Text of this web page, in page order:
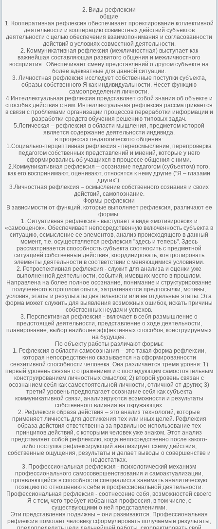
2. Виды рефлексии
общие
1. Кооперативная рефлексия обеспечивает проектирование коллективной
деятельности и кооперацию совместных действий субъектов
деятельности с целью обеспечения взаимопонимания и согласованности
действий в условиях совместной деятельности.
2. Коммуникативная рефлексия (межличностная) выступает как
важнейшая составляющая развитого общения и межличностного
восприятия. Обеспечивает смену представлений о другом субъекте на
более адекватные для данной ситуации.
3. Личностная рефлексия исследует собственные поступки субъекта,
образы собственного Я как индивидуальности. Несет функцию
самоопределения личности.
4.Интеллектуальная рефлексия представляет собой знания об объекте и
способах действия с ним. Интеллектуальная рефлексия рассматривается
в связи с проблемами организации процессов переработки информации и
разработки средств обучения решению типовых задач.
5.Логическая – рефлексия в области мышления, предметом которой
является содержание деятельности индивида.
в процессах педагогического общения:
1.Социально-перцептивная рефлексия - переосмысление, перепроверка
педагогом собственных представлений и мнений, которые у него
сформировались об учащихся в процессе общения с ними.
2.Коммуникативная рефлексия – осознание педагогом (субъектом) того,
как его воспринимают, оценивают, относятся к нему другие ("Я – глазами
других").
3.Личностная рефлексия – осмысление собственного сознания и своих
действий, самопознание.
Формы рефлексии
В зависимости от функций, которые выполняет рефлексия, различают ее
формы:
1. Ситуативная рефлексия - выступает в виде «мотивировок» и
«самооценок». Обеспечивает непосредственную включенность субъекта в
ситуацию, осмысление ее элементов, анализ происходящего в данный
момент, т.е. осуществляется рефлексия "здесь и теперь". Здесь
рассматривается способность субъекта соотносить с предметной
ситуацией собственные действия, координировать, контролировать
элементы деятельности в соответствии с меняющимися условиями.
2. Ретроспективная рефлексия - служит для анализа и оценки уже
выполненной деятельности, событий, имевших место в прошлом.
Направлена на более полное осознание, понимание и структурирование
полученного в прошлом опыта, затрагиваются предпосылки, мотивы,
условия, этапы и результаты деятельности или ее отдельные этапы. Эта
форма может служить для выявления возможных ошибок, искать причины
собственных неудач и успехов.
3. Перспективная рефлексия - включает в себя размышление о
предстоящей деятельности, представление о ходе деятельности,
планирование, выбор наиболее эффективных способов, конструируемых
на будущее.
По объекту работы различают формы:
1. Рефлексия в области самосознания – это такая форма рефлексии,
которая непосредственно сказывается на сформированности
сензитивной способности человека. Она различается тремя уровня: 1)
первый уровень связан с отражением и с последующим самостоятельным
конструированием личностных смыслов; 2) второй уровень связан с
осознанием себя как самостоятельной личности, отличной от других; 3)
третий уровень предполагает осознание себя как субъекта
коммуникативной связи, анализируются возможности и результаты
собственного влияния на окружающих.
2. Рефлексия образа действия – это анализ технологий, которые
применяет личность для достижения тех или иных целей. Рефлексия
образа действия ответственна за правильное использование тех
принципов действий, с которыми человек уже знаком. Этот анализ
представляет собой рефлексию, когда непосредственно после какого-
либо поступка рефлексирующий анализирует схему действия,
собственные ощущения, результаты и делает выводы о совершенстве и
недостатках.
3. Профессиональная рефлексия - психологический механизм
профессионального самосовершенствования и самоактуализации,
проявляющийся в способности специалиста занимать аналитическую
позицию по отношению к себе и профессиональной деятельности.
Профессиональная рефлексия - соотнесение себя, возможностей своего
Я с тем, чего требует избранная профессия, в том числе, с
существующими о ней представлениями.
Эти представления подвижны – они развиваются. Профессиональная
рефлексия помогает человеку сформулировать получаемые результаты,